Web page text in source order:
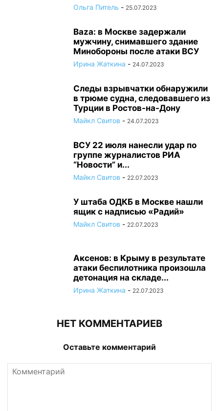
Ольга Питель - 25.07.2023
Baza: в Москве задержали
мужчину, снимавшего здание
Минобороны после атаки ВСУ
Ирина Жаткина - 24.07.2023
Следы взрывчатки обнаружили
в трюме судна, следовавшего из
Турции в Ростов-на-Дону
Майкл Свитов - 24.07.2023
ВСУ 22 июля нанесли удар по
группе журналистов РИА
“Новости” и...
Майкл Свитов - 22.07.2023
У штаба ОДКБ в Москве нашли
ящик с надписью «Радий»
Майкл Свитов - 22.07.2023
Аксенов: в Крыму в результате
атаки беспилотника произошла
детонация на складе...
Ирина Жаткина - 22.07.2023
НЕТ КОММЕНТАРИЕВ
Оставьте комментарий